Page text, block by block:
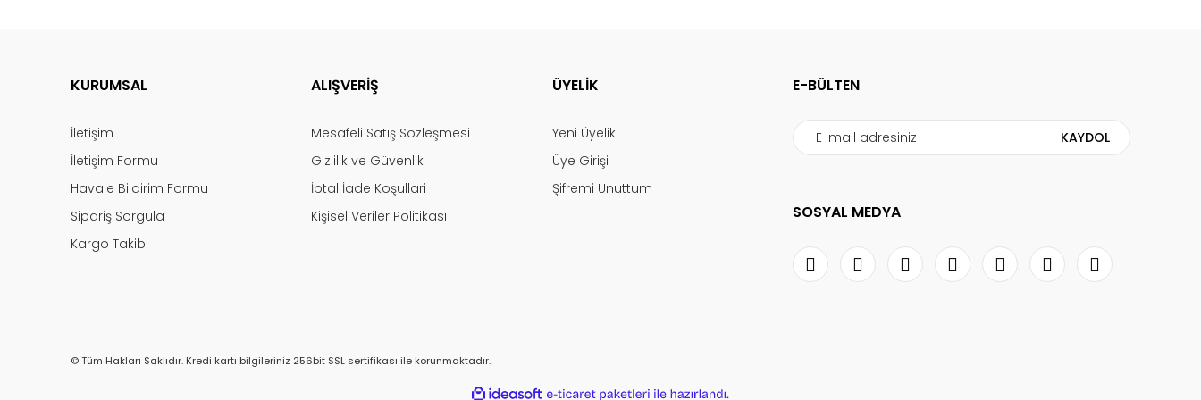
KURUMSAL
İletişim
İletişim Formu
Havale Bildirim Formu
Sipariş Sorgula
Kargo Takibi
ALIŞVERİŞ
Mesafeli Satış Sözleşmesi
Gizlilik ve Güvenlik
İptal İade Koşullari
Kişisel Veriler Politikası
ÜYELİK
Yeni Üyelik
Üye Girişi
Şifremi Unuttum
E-BÜLTEN
KAYDOL
SOSYAL MEDYA
© Tüm Hakları Saklıdır. Kredi kartı bilgileriniz 256bit SSL sertifikası ile korunmaktadır.
ideasoft e-